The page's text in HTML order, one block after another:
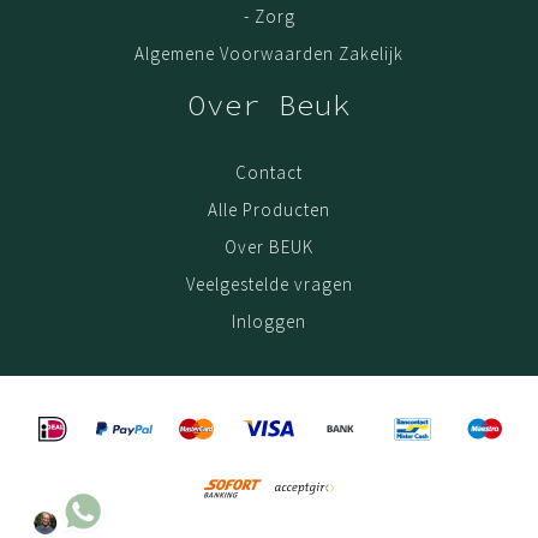
kun je met een gerust hart deze matten intensief
gebruiken; de kwaliteit blijft. De garantie op deze matten
online. Als bewijs van aankoop is de oorspronkelijke
Ons gehele collectie bestaat o.a. uit
- Zorg
Algemene Voorwaarden Zakelijk
Over Beuk
Contact
Alle Producten
Over BEUK
Veelgestelde vragen
Inloggen